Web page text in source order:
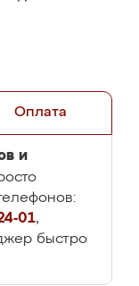
Оплата
и
01,
быстро